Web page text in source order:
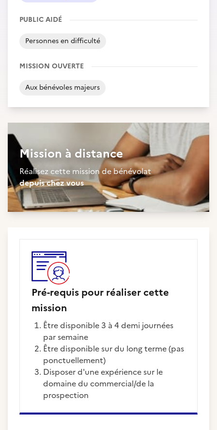
PUBLIC AIDÉ
Personnes en difficulté
MISSION OUVERTE
Aux bénévoles majeurs
Mission à distance
Réalisez cette mission de bénévolat
depuis chez vous
Pré-requis pour réaliser cette
mission
être disponible 3 à 4 demi journées
par semaine
être disponible sur du long terme (pas
ponctuellement)
disposer d'une expérience sur le
domaine du commercial/de la
prospection